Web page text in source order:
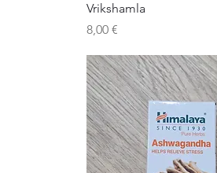
Vrikshamla
Precio
8,00 €